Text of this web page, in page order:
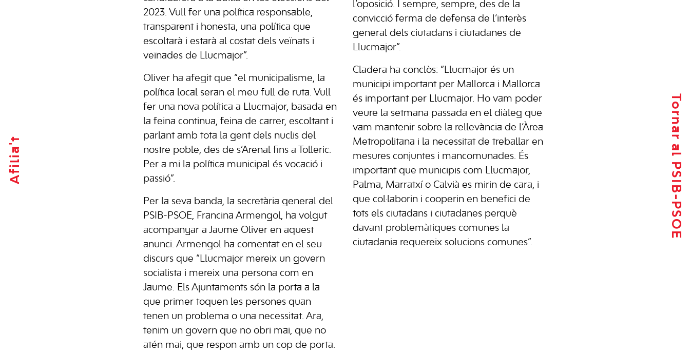
Afilia't Tornar al PSIB-PSOE
2023. Vull fer una política responsable,
transparent i honesta, una política que
escoltarà i estarà al costat dels veïnats i
veïnades de Llucmajor”.
Oliver ha afegit que “el municipalisme, la
política local seran el meu full de ruta. Vull
fer una nova política a Llucmajor, basada en
la feina continua, feina de carrer, escoltant i
parlant amb tota la gent dels nuclis del
nostre poble, des de s’Arenal fins a Tolleric.
Per a mi la política municipal és vocació i
passió”.
Per la seva banda, la secretària general del
PSIB-PSOE, Francina Armengol, ha volgut
acompanyar a Jaume Oliver en aquest
anunci. Armengol ha comentat en el seu
discurs que “Llucmajor mereix un govern
socialista i mereix una persona com en
Jaume. Els Ajuntaments són la porta a la
que primer toquen les persones quan
tenen un problema o una necessitat. Ara,
tenim un govern que no obri mai, que no
atén mai, que respon amb un cop de porta.
l’oposició. I sempre, sempre, des de la
convicció ferma de defensa de l’interès
general dels ciutadans i ciutadanes de
Llucmajor”.
Cladera ha conclòs: “Llucmajor és un
municipi important per Mallorca i Mallorca
és important per Llucmajor. Ho vam poder
veure la setmana passada en el diàleg que
vam mantenir sobre la rellevància de l’Àrea
Metropolitana i la necessitat de treballar en
mesures conjuntes i mancomunades. És
important que municipis com Llucmajor,
Palma, Marratxí o Calvià es mirin de cara, i
que col·laborin i cooperin en benefici de
tots els ciutadans i ciutadanes perquè
davant problemàtiques comunes la
ciutadania requereix solucions comunes”.